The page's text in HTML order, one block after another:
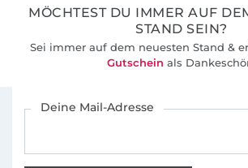
MÖCHTEST DU IMMER AUF
STAND SEIN?
Sei immer auf dem neuesten Stand &
Gutschein als
Deine Mail-Adresse